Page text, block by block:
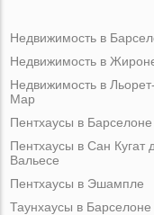
Недвижимость в
Недвижимость в
Недвижимость в
Мар
Пентхаусы в Барселоне
Пентхаусы в Сан Кугат
Вальесе
Пентхаусы в Эшампле
Таунхаусы в Барселоне